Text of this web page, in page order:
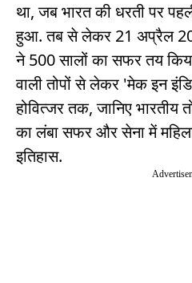
था, जब भारत की धरती पर
हुआ. तब से लेकर 21 अप्रैल
ने 500 सालों का सफर तय
वाली तोपों से लेकर 'मेक इन
होवित्जर तक, जानिए भारतीय
का लंबा सफर और सेना में
इतिहास.